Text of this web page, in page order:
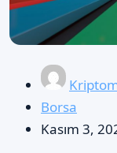
Borsa
Kasım 3,